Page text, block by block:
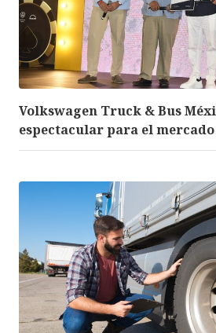
Volkswagen Truck & Bus
espectacular para el